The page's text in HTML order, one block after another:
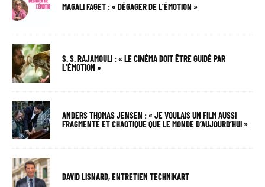
MAGALI FAGET : « DÉGAGER DE L’ÉMOTION »
S. S. RAJAMOULI : « LE CINÉMA DOIT ÊTRE GUIDÉ PAR
L’ÉMOTION »
ANDERS THOMAS JENSEN : « JE VOULAIS UN FILM AUSSI
FRAGMENTÉ ET CHAOTIQUE QUE LE MONDE D’AUJOURD’HUI »
DAVID LISNARD, ENTRETIEN TECHNIKART